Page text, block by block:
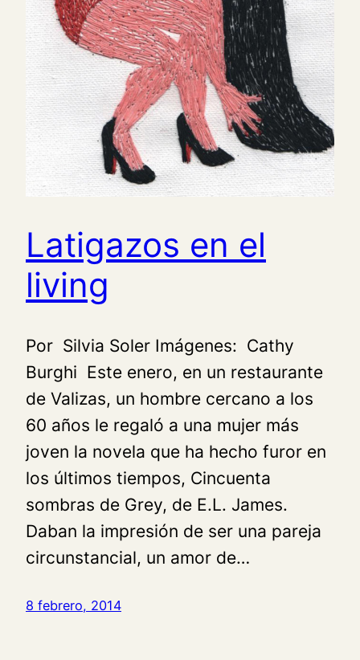
Latigazos en el
living
Por Silvia Soler Imágenes: Cathy
Burghi Este enero, en un restaurante
de Valizas, un hombre cercano a los
60 años le regaló a una mujer más
joven la novela que ha hecho furor en
los últimos tiempos, Cincuenta
sombras de Grey, de E.L. James.
Daban la impresión de ser una pareja
circunstancial, un amor de…
8 febrero, 2014